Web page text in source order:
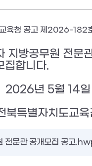
육청 공고 제2026-182
지방공무원 전문
집합니다.
2026년 5월 14일
북특별자치도교육
전문관 공개모집 공고